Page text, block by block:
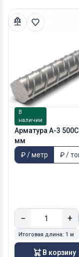
В
наличии
Арматура А-3
мм
₽ / метр
₽ /
− +
Итоговая длина: 1 м
В корзину